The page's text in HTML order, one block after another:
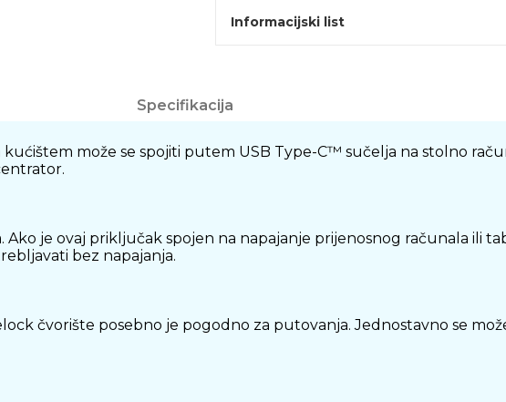
Informacijski list
Specifikacija
može se spojiti putem USB Type-C™ sučelja na stolno
je ovaj priključak spojen na napajanje prijenosnog računala ili
bez napajanja.
čvorište posebno je pogodno za putovanja. Jednostavno se